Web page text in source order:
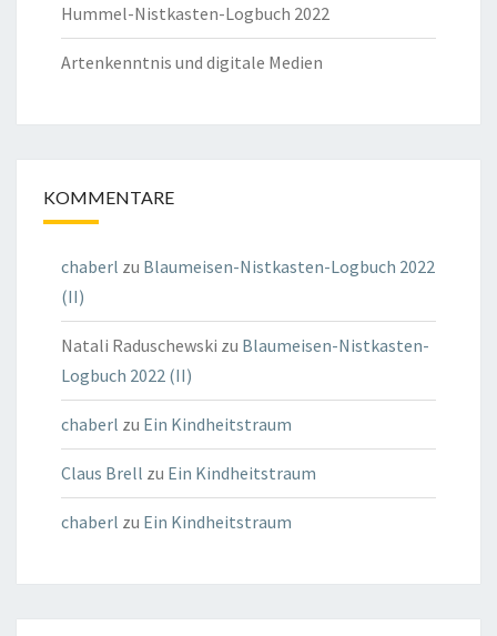
Hummel-Nistkasten-Logbuch 2022
Artenkenntnis und digitale Medien
KOMMENTARE
chaberl zu Blaumeisen-Nistkasten-Logbuch 2022
(II)
Natali Raduschewski zu Blaumeisen-Nistkasten-
Logbuch 2022 (II)
chaberl zu Ein Kindheitstraum
Claus Brell zu Ein Kindheitstraum
chaberl zu Ein Kindheitstraum